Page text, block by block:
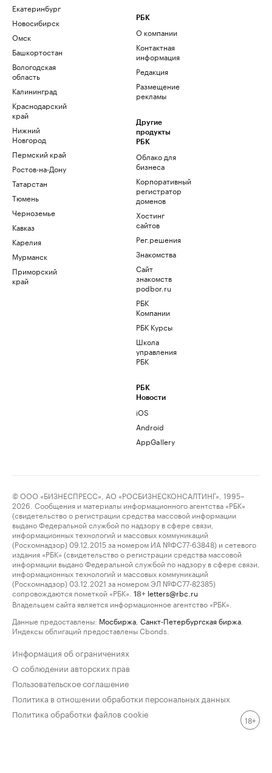
Екатеринбург
Новосибирск
Омск
Башкортостан
Вологодская
область
Калининград
Краснодарский
край
Нижний
Новгород
Пермский край
Ростов-на-Дону
Татарстан
Тюмень
Черноземье
Кавказ
Карелия
Мурманск
Приморский
край
РБК
О компании
Контактная
информация
Редакция
Размещение
рекламы
Другие
продукты
РБК
Облако для
бизнеса
Корпоративный
регистратор
доменов
Хостинг
сайтов
Рег.решения
Знакомства
Сайт
знакомств
podbor.ru
РБК
Компании
РБК Курсы
Школа
управления
РБК
РБК
Новости
iOS
Android
AppGallery
© ООО «БИЗНЕСПРЕСС», АО «РОСБИЗНЕСКОНСАЛТИНГ», 1995–
2026. Сообщения и материалы информационного агентства «РБК»
(свидетельство о регистрации средства массовой информации
выдано Федеральной службой по надзору в сфере связи,
информационных технологий и массовых коммуникаций
(Роскомнадзор) 09.12.2015 за номером ИА №ФС77-63848) и сетевого
издания «РБК» (свидетельство о регистрации средства массовой
информации выдано Федеральной службой по надзору в сфере связи,
информационных технологий и массовых коммуникаций
(Роскомнадзор) 03.12.2021 за номером ЭЛ №ФС77-82385)
сопровождаются пометкой «РБК».
18+ letters@rbc.ru
Владельцем сайта является информационное агентство «РБК».
Данные предоставлены: Мосбиржа Санкт-Петербургская биржа
Индексы облигаций предоставлены Cbonds.
Информация об ограничениях
О соблюдении авторских прав
Пользовательское соглашение
Политика в отношении обработки персональных данных
Политика обработки файлов cookie
18+